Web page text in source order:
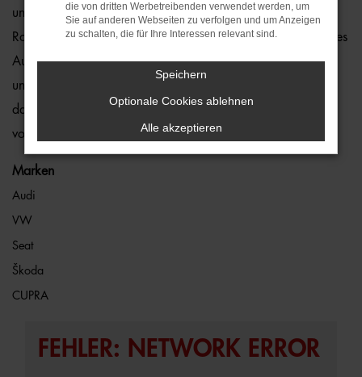
und schauen bei jedem VW ID.4 Gebrauchtwagen für
Rostock genauestens nach. Konkret bedeutet dies, dass jedes
Auto in unserer Meisterwerkstatt gastiert und dort überprüft
und ggf. repariert und gewartet wird. Unser Credo besteht
darin, dass wir nur erstklassige Fahrzeuge auf die Straßen
von Rostock lassen. Ohne „Wenn und Aber“.
Marken
Audi
VW
Seat
Škoda
CUPRA
FEHLER: NETWORK ERROR
die von dritten Werbetreibenden verwendet werden, um
Sie auf anderen Webseiten zu verfolgen und um Anzeigen
zu schalten, die für Ihre Interessen relevant sind.
Speichern
Optionale Cookies ablehnen
Alle akzeptieren